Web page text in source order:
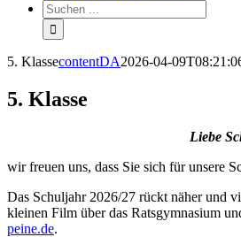
5. KlassecontentDA2026-04-
5. Klasse
Liebe
wir freuen uns, dass Sie sich für unsere
Das Schuljahr 2026/27 rückt näher und
kleinen Film über das Ratsgymnasium
peine.de.